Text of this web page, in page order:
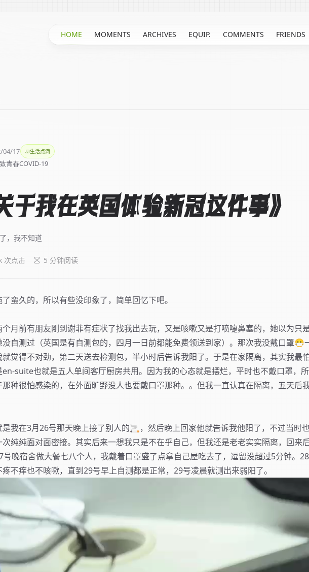
HOME MOMENTS ARCHIVES EQUIP. COMMENTS FRIENDS
04/17 生活点滴
致青春COVID-19
于我在英国体验新冠这件事》
，我不知道
次点击 5 分钟阅读
蛮久的，所以有些没印象了，简单回忆下吧。
个月前有朋友刚到谢菲有症状了找我出去玩，又是咳嗽又是打喷嚏鼻塞的，她以为只
没自测过（英国是有自测包的，四月一日前都能免费领送到家）。那次我没戴口罩😷
就觉得不对劲，第二天送去检测包，半小时后告诉我阳了。于是在家隔离，其实我最
en-suite也就是五人单间客厅厨房共用。因为我的心态就是摆烂，平时也不戴口罩，
那种很怕感染的，在外面旷野没人也要戴口罩那种。。但我一直认真在隔离，五天后
是我在3月26号那天晚上接了别人的🚬，然后晚上回家他就告诉我他阳了，不过当时
次纯纯面对面密接。其实后来一想我只是不在乎自己，但我还是老老实实隔离，回来
号晚宿舍做大餐七八个人，我戴着口罩盛了点拿自己屋吃去了，逗留没超过5分钟。
疼不痒也不咳嗽，直到29号早上自测都是正常，29号凌晨就测出来弱阳了。